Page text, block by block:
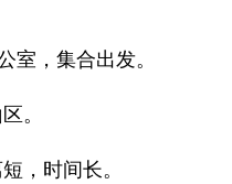
，集合出发。
。
，时间长。